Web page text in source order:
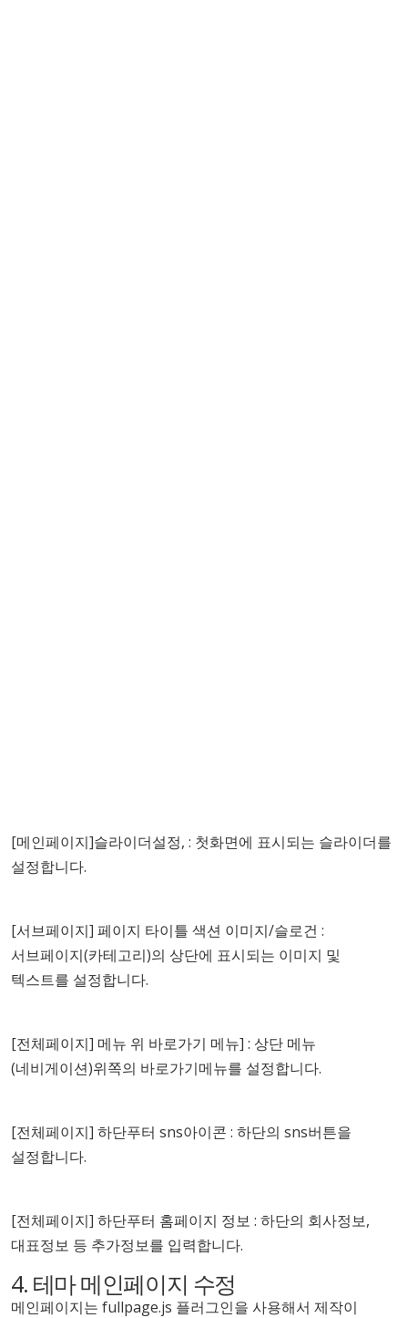
[메인페이지]슬라이더설정, : 첫화면에 표시되는 슬라이더를
설정합니다.
[서브페이지] 페이지 타이틀 색션 이미지/슬로건 :
서브페이지(카테고리)의 상단에 표시되는 이미지 및
텍스트를 설정합니다.
[전체페이지] 메뉴 위 바로가기 메뉴] : 상단 메뉴
(네비게이션)위쪽의 바로가기메뉴를 설정합니다.
[전체페이지] 하단푸터 sns아이콘 : 하단의 sns버튼을
설정합니다.
[전체페이지] 하단푸터 홈페이지 정보 : 하단의 회사정보,
대표정보 등 추가정보를 입력합니다.
4. 테마 메인페이지 수정
메인페이지는 fullpage.js 플러그인을 사용해서 제작이